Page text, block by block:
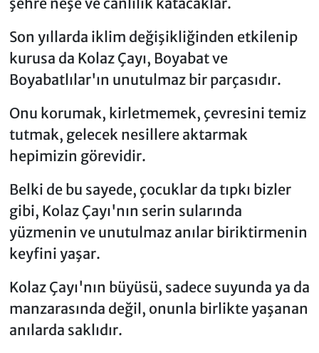
Son yıllarda iklim değişikliğinden etkilenip
kurusa da Kolaz Çayı, Boyabat ve
Boyabatlılar'ın unutulmaz bir parçasıdır.
Onu korumak, kirletmemek, çevresini temiz
tutmak, gelecek nesillere aktarmak
hepimizin görevidir.
Belki de bu sayede, çocuklar da tıpkı bizler
gibi, Kolaz Çayı'nın serin sularında
yüzmenin ve unutulmaz anılar biriktirmenin
keyfini yaşar.
Kolaz Çayı'nın büyüsü, sadece suyunda ya da
manzarasında değil, onunla birlikte yaşanan
anılarda saklıdır.